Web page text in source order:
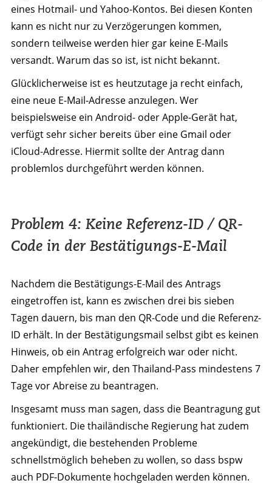
eines Hotmail- und Yahoo-Kontos. Bei diesen Konten
kann es nicht nur zu Verzögerungen kommen,
sondern teilweise werden hier gar keine E-Mails
versandt. Warum das so ist, ist nicht bekannt.
Glücklicherweise ist es heutzutage ja recht einfach,
eine neue E-Mail-Adresse anzulegen. Wer
beispielsweise ein Android- oder Apple-Gerät hat,
verfügt sehr sicher bereits über eine Gmail oder
iCloud-Adresse. Hiermit sollte der Antrag dann
problemlos durchgeführt werden können.
Problem 4: Keine Referenz-ID / QR-
Code in der Bestätigungs-E-Mail
Nachdem die Bestätigungs-E-Mail des Antrags
eingetroffen ist, kann es zwischen drei bis sieben
Tagen dauern, bis man den QR-Code und die Referenz-
ID erhält. In der Bestätigungsmail selbst gibt es keinen
Hinweis, ob ein Antrag erfolgreich war oder nicht.
Daher empfehlen wir, den Thailand-Pass mindestens 7
Tage vor Abreise zu beantragen.
Insgesamt muss man sagen, dass die Beantragung gut
funktioniert. Die thailändische Regierung hat zudem
angekündigt, die bestehenden Probleme
schnellstmöglich beheben zu wollen, so dass bspw
auch PDF-Dokumente hochgeladen werden können.